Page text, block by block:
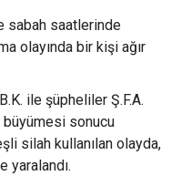
sabah saatlerinde
olayında bir kişi ağır
ile şüpheliler Ş.F.A.
büyümesi sonucu
silah kullanılan olayda,
yaralandı.